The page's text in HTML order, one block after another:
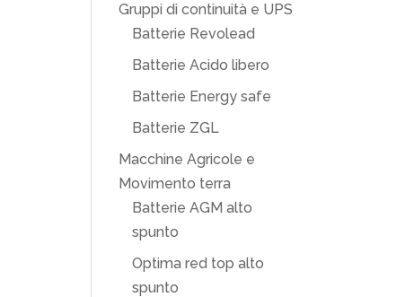
Gruppi di continuità e UPS
Batterie Revolead
Batterie Acido libero
Batterie Energy safe
Batterie ZGL
Macchine Agricole e
Movimento terra
Batterie AGM alto
spunto
Optima red top alto
spunto